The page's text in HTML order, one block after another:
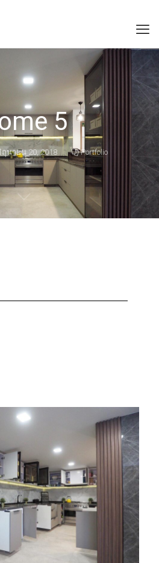
5
ถุนายน 20, 2018 Portfolio